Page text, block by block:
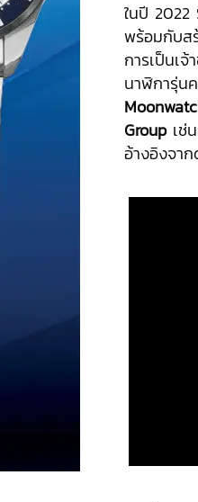
ในปี 2022
พร้อมกับส
การเป็นเ
นาฬิการุ่น
Groupเช่
อ้างอิงจา